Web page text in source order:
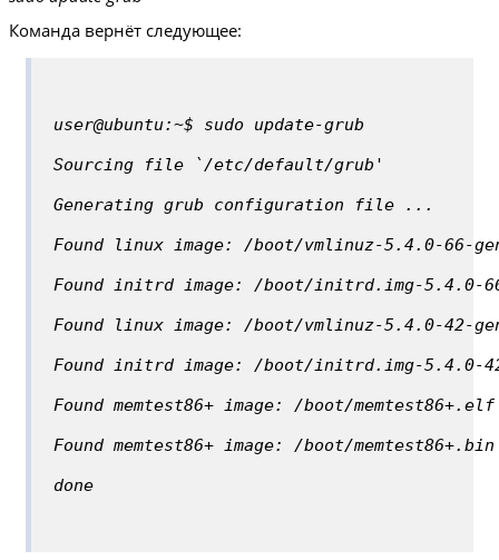
Команда вернёт следующее:
user@ubuntu:~$ sudo update-grub
Sourcing file `/etc/default/grub'
Generating grub configuration file ...
Found linux image: /boot/vmlinuz-5.4.0-66-
Found initrd image: /boot/initrd.img-5.4.0-
Found linux image: /boot/vmlinuz-5.4.0-42-
Found initrd image: /boot/initrd.img-5.4.0-
Found memtest86+ image: /boot/memtest86+.elf
Found memtest86+ image: /boot/memtest86+.bin
done